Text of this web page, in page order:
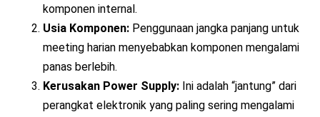
komponen internal.
Usia Komponen: Penggunaan jangka panjang untuk
meeting harian menyebabkan komponen mengalami
panas berlebih.
Kerusakan Power Supply: Ini adalah “jantung” dari
perangkat elektronik yang paling sering mengalami